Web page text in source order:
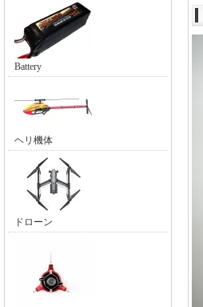
Battery
ヘリ機体
ドローン